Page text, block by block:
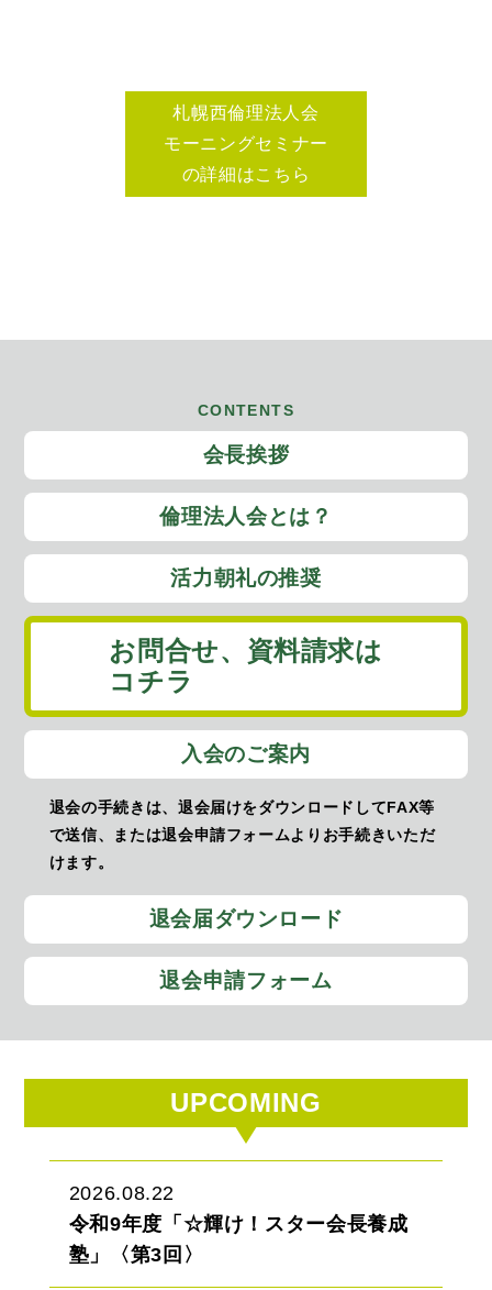
札幌西倫理法人会
モーニングセミナー
の詳細はこちら
CONTENTS
会長挨拶
倫理法人会とは？
活力朝礼の推奨
お問合せ、 資料請求は
コチラ
入会のご案内
退会の手続きは、退会届けをダウンロードしてFAX等
で送信、または退会申請フォームよりお手続きいただ
けます。
退会届ダウンロード
退会申請フォーム
UPCOMING
2026.08.22
令和9年度「☆輝け！スター会長養成
塾」〈第3回〉